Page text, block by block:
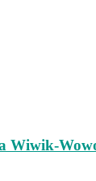
Wiwik-